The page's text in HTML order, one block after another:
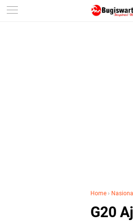
-->
Home › Nasional
G20